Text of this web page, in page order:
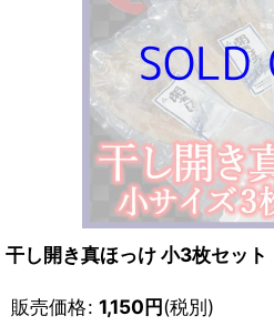
干し開き真ほっけ 小3枚セット
販売価格: 1,150円(税別)